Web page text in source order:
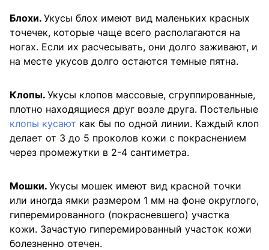
Блохи. Укусы блох имеют вид маленьких красных
точечек, которые чаще всего располагаются на
ногах. Если их расчесывать, они долго заживают, и
на месте укусов долго остаются темные пятна.
Клопы. Укусы клопов массовые, сгруппированные,
плотно находящиеся друг возле друга. Постельные
клопы кусают как бы по одной линии. Каждый клоп
делает от 3 до 5 проколов кожи с покраснением
через промежутки в 2-4 сантиметра.
Мошки. Укусы мошек имеют вид красной точки
или иногда ямки размером 1 мм на фоне округлого,
гиперемированного (покрасневшего) участка
кожи. Зачастую гиперемированный участок кожи
болезненно отечен.